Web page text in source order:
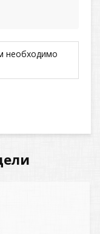
необходимо